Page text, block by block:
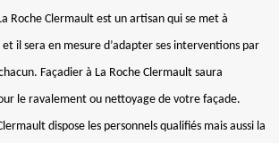
Roche Clermault est un artisan qui se met à
et il sera en mesure d’adapter ses interventions par
Façadier à La Roche Clermault saura
le ravalement ou nettoyage de votre façade.
dispose les personnels qualifiés mais aussi la